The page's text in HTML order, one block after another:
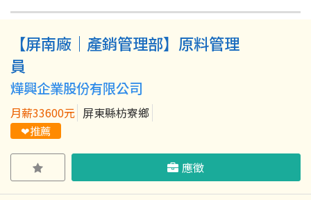
粉絲團 Line@ IG
【屏南廠｜產銷管理部】原料管理
員
燁興企業股份有限公司
月薪33600元 屏東縣枋寮鄉
❤推薦
應徵